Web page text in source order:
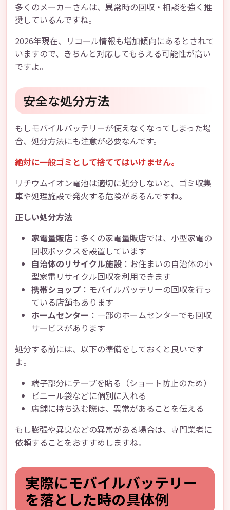
多くのメーカーさんは、異常時の回収・相談を強く推
奨しているんですね。
2026年現在、リコール情報も増加傾向にあるとされて
いますので、きちんと対応してもらえる可能性が高い
ですよ。
安全な処分方法
もしモバイルバッテリーが使えなくなってしまった場
合、処分方法にも注意が必要なんです。
絶対に一般ゴミとして捨ててはいけません。
リチウムイオン電池は適切に処分しないと、ゴミ収集
車や処理施設で発火する危険があるんですね。
正しい処分方法
家電量販店 ：多くの家電量販店では、小型家電の
回収ボックスを設置しています
自治体のリサイクル施設：お住まいの自治体の小
型家電リサイクル回収を利用できます
携帯ショップ ：モバイルバッテリーの回収を行っ
ている店舗もあります
ホームセンター ：一部のホームセンターでも回収
サービスがあります
処分する前には、以下の準備をしておくと良いです
よ。
端子部分にテープを貼る（ショート防止のため）
ビニール袋などに個別に入れる
店舗に持ち込む際は、異常があることを伝える
もし膨張や異臭などの異常がある場合は、専門業者に
依頼することをおすすめしますね。
実際にモバイルバッテリー
を落とした時の具体例